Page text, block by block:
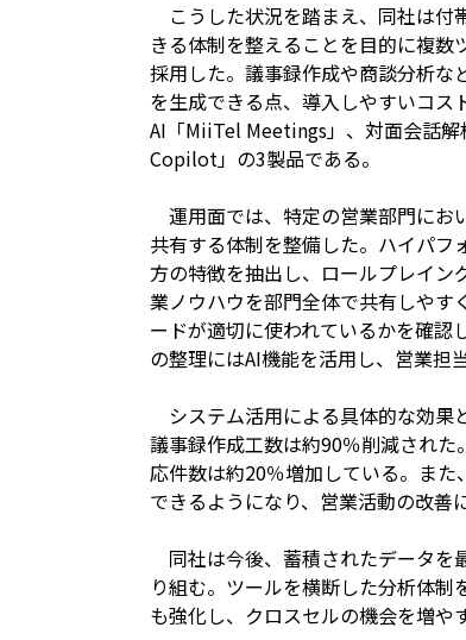
こうした状況を踏まえ、同社は付
きる体制を整えることを目的に複
採用した。議事録作成や商談分析な
を生成できる点、導入しやすいコ
AI「MiiTel Meetings」、対面会話
Copilot」の3製品である。
運用面では、特定の営業部門にお
共有する体制を整備した。ハイパ
方の特徴を抽出し、ロールプレイン
業ノウハウを部門全体で共有しやす
ードが適切に使われているかを確
の整理にはAI機能を活用し、営業担
システム活用による具体的な効果
議事録作成工数は約90％削減され
応件数は約20％増加している。ま
できるようになり、営業活動の改善
同社は今後、蓄積されたデータを
り組む。ツールを横断した分析体
も強化し、クロスセルの機会を増や